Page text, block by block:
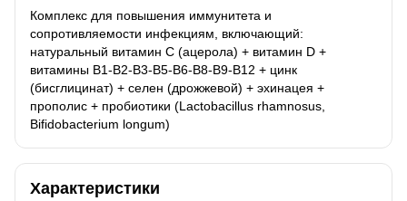
Комплекс для повышения иммунитета и
сопротивляемости инфекциям, включающий:
натуральный витамин С (ацерола) + витамин D +
витамины B1-B2-B3-B5-B6-B8-B9-B12 + цинк
(бисглицинат) + селен (дрожжевой) + эхинацея +
прополис + пробиотики (Lactobacillus rhamnosus,
Bifidobacterium longum)
Характеристики